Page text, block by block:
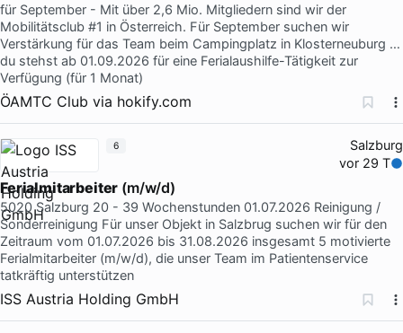
für September - Mit über 2,6 Mio. Mitgliedern sind wir der
Mobilitätsclub #1 in Österreich. Für September suchen wir
Verstärkung für das Team beim Campingplatz in Klosterneuburg …
du stehst ab 01.09.2026 für eine Ferialaushilfe-Tätigkeit zur
Verfügung (für 1 Monat)
ÖAMTC Club via hokify.com
Salzburg
vor 29 T
Ferialmitarbeiter (m/w/d)
5020 Salzburg 20 - 39 Wochenstunden 01.07.2026 Reinigung /
Sonderreinigung Für unser Objekt in Salzbrug suchen wir für den
Zeitraum vom 01.07.2026 bis 31.08.2026 insgesamt 5 motivierte
Ferialmitarbeiter (m/w/d), die unser Team im Patientenservice
tatkräftig unterstützen
ISS Austria Holding GmbH
6